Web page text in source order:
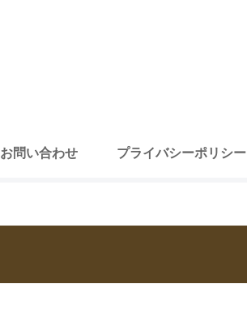
お問い合わせ プライバシーポリシー